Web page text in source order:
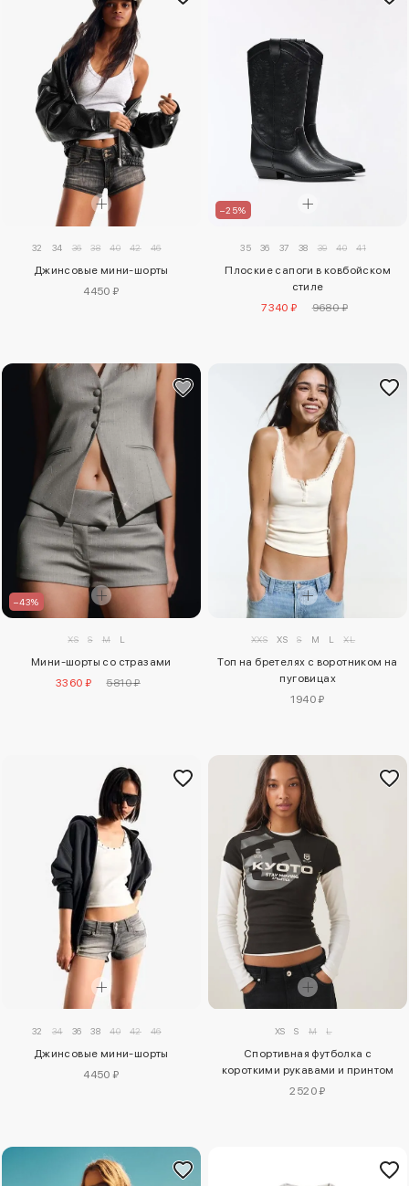
32 34 36 38 40 42 46
Джинсовые мини-шорты
4450 ₽
–25%
35 36 37 38 39 40 41
Плоские сапоги в ковбойском
стиле
7340 ₽
9680 ₽
–43%
XS S M L
Мини-шорты со стразами
3360 ₽
5810 ₽
XXS XS S M L XL
Топ на бретелях с воротником на
пуговицах
1940 ₽
32 34 36 38 40 42 46
Джинсовые мини-шорты
4450 ₽
XS S M L
Спортивная футболка с
короткими рукавами и принтом
2520 ₽